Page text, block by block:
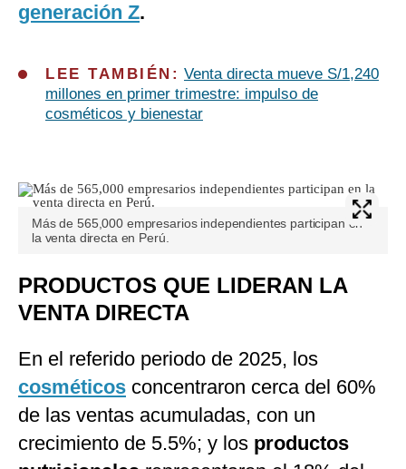
generación Z.
LEE TAMBIÉN: Venta directa mueve S/1,240
millones en primer trimestre: impulso de
cosméticos y bienestar
Más de 565,000 empresarios independientes participan en
la venta directa en Perú.
PRODUCTOS QUE LIDERAN LA
VENTA DIRECTA
En el referido periodo de 2025, los
cosméticos concentraron cerca del 60%
de las ventas acumuladas, con un
crecimiento de 5.5%; y los productos